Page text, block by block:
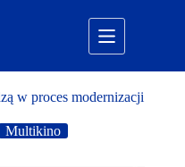
w proces modernizacji
Multikino